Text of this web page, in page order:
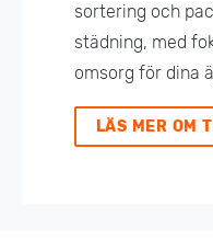
sortering och
städning, med
omsorg för dina
LÄS MER OM